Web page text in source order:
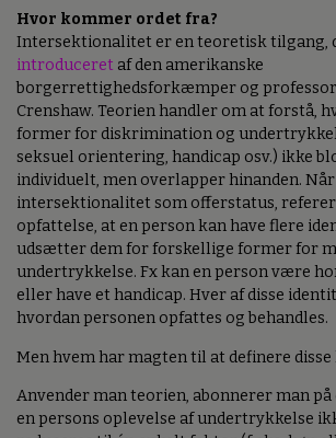
Hvor kommer ordet fra?
Intersektionalitet er en teoretisk tilgang,
introduceret af den amerikanske
borgerrettighedsforkæmper og
Crenshaw. Teorien handler om at forstå,
former for diskrimination og
seksuel orientering, handicap osv.) ikke
individuelt, men overlapper hinanden.
intersektionalitet som offerstatus,
opfattelse, at en person kan have flere
udsætter dem for forskellige former for
undertrykkelse. Fx kan en person være
eller have et handicap. Hver af disse
hvordan personen opfattes og behandles.
Men hvem har magten til at definere
Anvender man teorien, abonnerer man
en persons oplevelse af undertrykkelse